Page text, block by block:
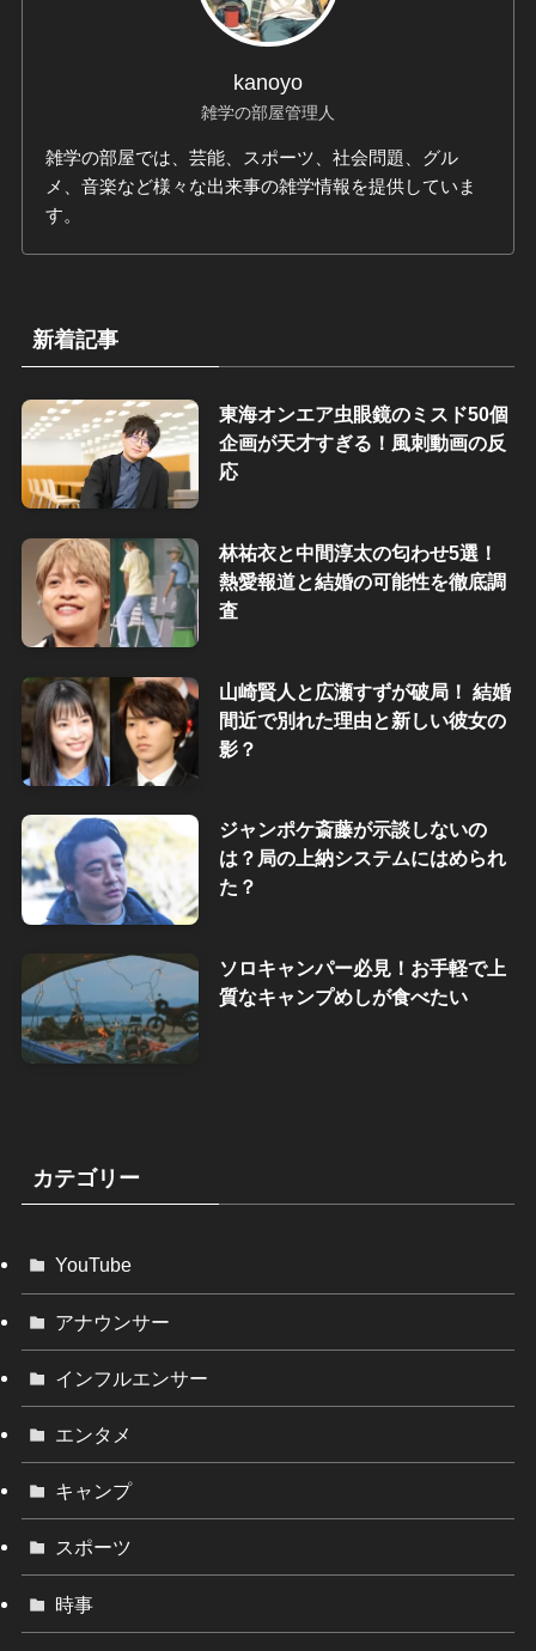
kanoyo
雑学の部屋管理人
雑学の部屋では、芸能、スポーツ、社会問題、グル
メ、音楽など様々な出来事の雑学情報を提供していま
す。
新着記事
東海オンエア虫眼鏡のミスド50個
企画が天才すぎる！風刺動画の反
応
林祐衣と中間淳太の匂わせ5選！
熱愛報道と結婚の可能性を徹底調
査
山崎賢人と広瀬すずが破局！ 結婚
間近で別れた理由と新しい彼女の
影？
ジャンポケ斎藤が示談しないの
は？局の上納システムにはめられ
た？
ソロキャンパー必見！お手軽で上
質なキャンプめしが食べたい
カテゴリー
YouTube
アナウンサー
インフルエンサー
エンタメ
キャンプ
スポーツ
時事